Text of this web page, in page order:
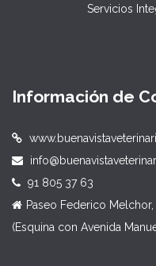
Servicios
Información de
91 805 37 63
Paseo Federico
(Esquina con Avenida